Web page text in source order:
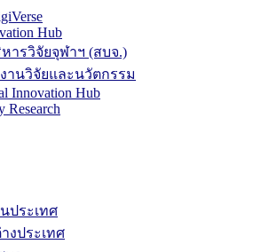
Hub
ารวิจัยจุฬาฯ (สบจ.)
านวิจัยและนวัตกรรม
Innovation Hub
Research
ประเทศ
งประเทศ